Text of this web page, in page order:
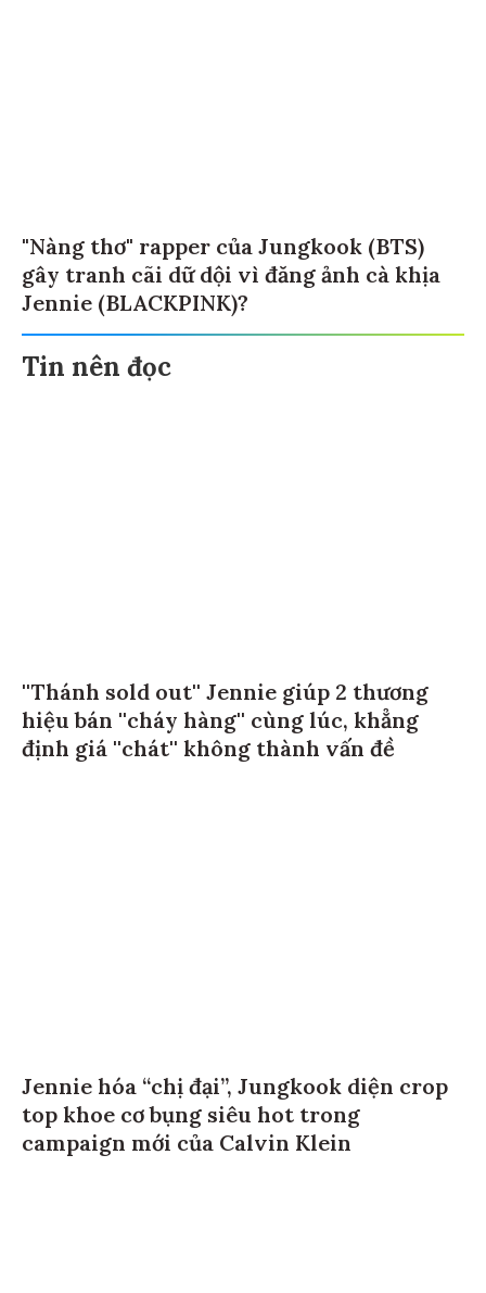
"Nàng thơ" rapper của Jungkook (BTS)
gây tranh cãi dữ dội vì đăng ảnh cà khịa
Jennie (BLACKPINK)?
Tin nên đọc
''Thánh sold out'' Jennie giúp 2 thương
hiệu bán ''cháy hàng'' cùng lúc, khẳng
định giá ''chát'' không thành vấn đề
Jennie hóa “chị đại”, Jungkook diện crop
top khoe cơ bụng siêu hot trong
campaign mới của Calvin Klein